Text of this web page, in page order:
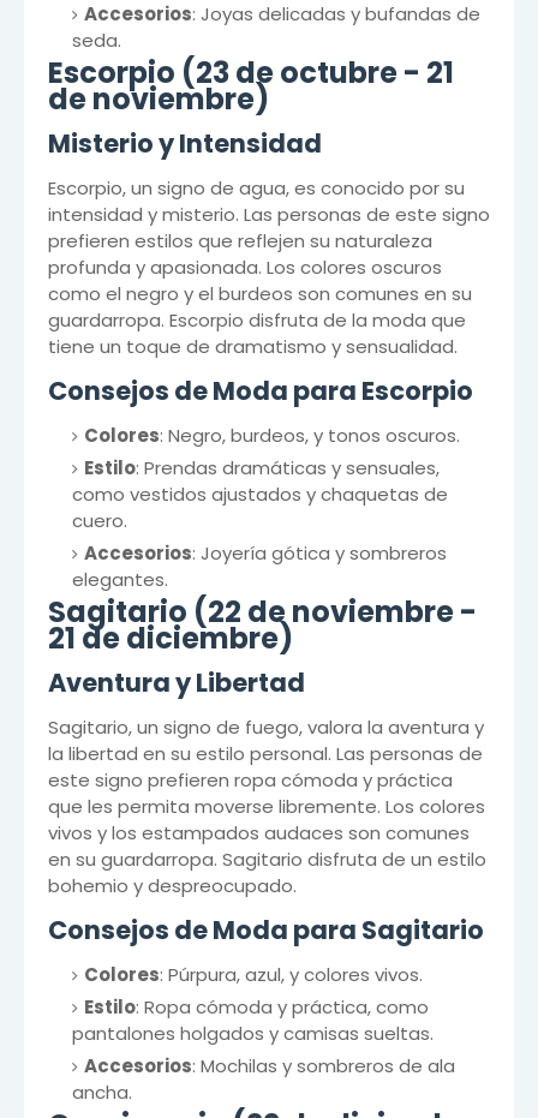
Accesorios: Joyas delicadas y bufandas de
seda.
Escorpio (23 de octubre - 21
de noviembre)
Misterio y Intensidad
Escorpio, un signo de agua, es conocido por su
intensidad y misterio. Las personas de este signo
prefieren estilos que reflejen su naturaleza
profunda y apasionada. Los colores oscuros
como el negro y el burdeos son comunes en su
guardarropa. Escorpio disfruta de la moda que
tiene un toque de dramatismo y sensualidad.
Consejos de Moda para Escorpio
Colores: Negro, burdeos, y tonos oscuros.
Estilo: Prendas dramáticas y sensuales,
como vestidos ajustados y chaquetas de
cuero.
Accesorios: Joyería gótica y sombreros
elegantes.
Sagitario (22 de noviembre -
21 de diciembre)
Aventura y Libertad
Sagitario, un signo de fuego, valora la aventura y
la libertad en su estilo personal. Las personas de
este signo prefieren ropa cómoda y práctica
que les permita moverse libremente. Los colores
vivos y los estampados audaces son comunes
en su guardarropa. Sagitario disfruta de un estilo
bohemio y despreocupado.
Consejos de Moda para Sagitario
Colores: Púrpura, azul, y colores vivos.
Estilo: Ropa cómoda y práctica, como
pantalones holgados y camisas sueltas.
Accesorios: Mochilas y sombreros de ala
ancha.